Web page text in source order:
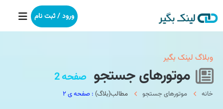
خانه
بکلینک
ورود / ثبت نام
وبلاگ لینک بگیر
موتورهای جستجو صفحه 2
خانه موتورهای جستجو مطالب(بلاگ) : صفحه ی ۲